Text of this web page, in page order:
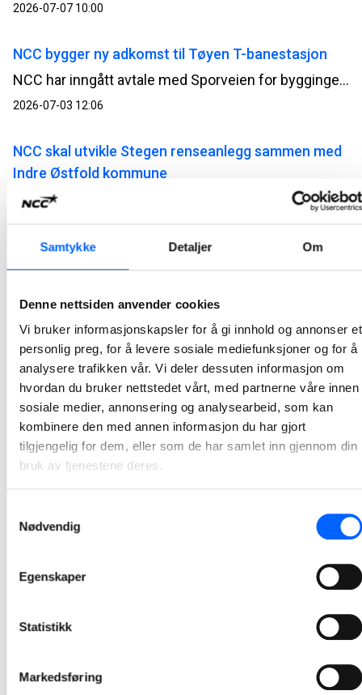
Samtykke Detaljer Om
Denne nettsiden anvender cookies
Vi bruker informasjonskapsler for å gi innhold og annonser et
personlig preg, for å levere sosiale mediefunksjoner og for å
analysere trafikken vår. Vi deler dessuten informasjon om
hvordan du bruker nettstedet vårt, med partnerne våre innen
sosiale medier, annonsering og analysearbeid, som kan
kombinere den med annen informasjon du har gjort
tilgjengelig for dem, eller som de har samlet inn gjennom din
bruk av tjenestene deres.
Nødvendig
Egenskaper
Statistikk
Markedsføring
2026-07-07 10:00
NCC bygger ny adkomst til Tøyen T-banestasjon
NCC har inngått avtale med Sporveien for byggingen av ny adkomst til Tøyen T-banestasjon i Oslo. Prosjektet vil bidra til bedre tilgjengelighet, økt sikkerhet og en mer fremtidsrettet kollektivløsning i et område med stor trafikk. Kontrakten har en verdi på 94 millioner norske kroner.
2026-07-03 12:06
NCC skal utvikle Stegen renseanlegg sammen med
Indre Østfold kommune
Indre Østfold kommune har inngått avtale med NCC om utvikling av Stegen renseanlegg i Askim. Utviklingsarbeidet, sammen med kommunen og prosessentreprenør, starter opp i juni i år og pågår frem til mai 2027.
2026-06-12 07:30
NCC bygger om og utvider Rindal helsetun
NCC signerer kontrakt for utvikling av Senter for
psykisk helse i Trondheim
2026-06-02 10:00
NCC går inn i årets asfaltsesong med asfaltkontrakter verdt om lag 700 millioner norske kroner. Selskapet har sikret seg 12 kontrakter med Statens vegvesen og fylkeskommuner, og legger dermed grunnlaget for en ny hektisk asfaltsesong.